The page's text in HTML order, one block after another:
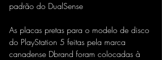
padrão do DualSense
As placas pretas para o modelo de disco
do PlayStation 5 feitas pela marca
canadense Dbrand foram colocadas à